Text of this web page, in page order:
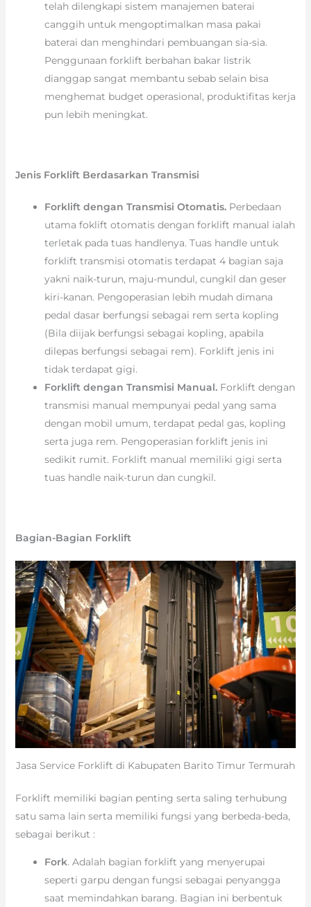
telah dilengkapi sistem manajemen baterai
canggih untuk mengoptimalkan masa pakai
baterai dan menghindari pembuangan sia-sia.
Penggunaan forklift berbahan bakar listrik
dianggap sangat membantu sebab selain bisa
menghemat budget operasional, produktifitas kerja
pun lebih meningkat.
Jenis Forklift Berdasarkan Transmisi
Forklift dengan Transmisi Otomatis. Perbedaan
utama foklift otomatis dengan forklift manual ialah
terletak pada tuas handlenya. Tuas handle untuk
forklift transmisi otomatis terdapat 4 bagian saja
yakni naik-turun, maju-mundul, cungkil dan geser
kiri-kanan. Pengoperasian lebih mudah dimana
pedal dasar berfungsi sebagai rem serta kopling
(Bila diijak berfungsi sebagai kopling, apabila
dilepas berfungsi sebagai rem). Forklift jenis ini
tidak terdapat gigi.
Forklift dengan Transmisi Manual.Forklift dengan
transmisi manual mempunyai pedal yang sama
dengan mobil umum, terdapat pedal gas, kopling
serta juga rem. Pengoperasian forklift jenis ini
sedikit rumit. Forklift manual memiliki gigi serta
tuas handle naik-turun dan cungkil.
Bagian-Bagian Forklift
Jasa Service Forklift di Kabupaten Barito Timur Termurah
Forklift memiliki bagian penting serta saling terhubung
satu sama lain serta memiliki fungsi yang berbeda-beda,
sebagai berikut :
Fork. Adalah bagian forklift yang menyerupai
seperti garpu dengan fungsi sebagai penyangga
saat memindahkan barang. Bagian ini berbentuk